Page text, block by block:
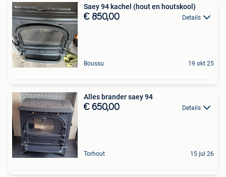
Saey 94 kachel (hout en houtskool)
€ 850,00 Details
Boussu 19 okt 25
Alles brander saey 94
€ 650,00 Details
Torhout 15 jul 26